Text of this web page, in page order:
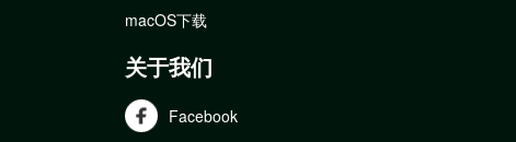
macOS下载
关于我们
Facebook